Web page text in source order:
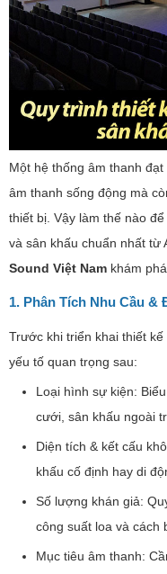
Một hệ thống âm thanh
âm thanh sống động mà
thiết bị. Vậy làm thế nào
và sân khấu chuẩn nhất từ
Sound Việt Nam khám
1. Phân Tích Nhu Cầu
Trước khi triển khai thiết
yếu tố quan trọng sau:
Loại hình sự kiện:
cưới, sân khấu ngoài
Diện tích & kết cấu
khấu cố định hay di
Số lượng khán giả:
công suất loa và cách
Mục tiêu âm thanh: